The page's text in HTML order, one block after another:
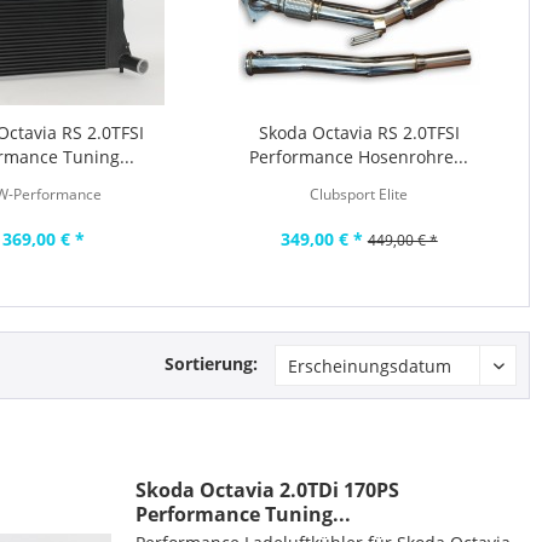
RS 2.0TFSI
Tuning...
Performance
369,00 € *
Skoda Octavia RS 2.0TFSI
Performance Hosenrohre...
Clubsport Elite
349,00 € * 449,00 € *
Sortierung:
Skoda Octavia 2.0TDi 170PS
Performance Tuning...